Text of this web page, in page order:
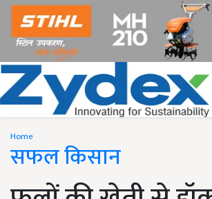
Home
सफल किसान